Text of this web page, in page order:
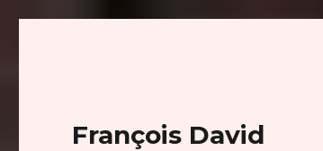
François David